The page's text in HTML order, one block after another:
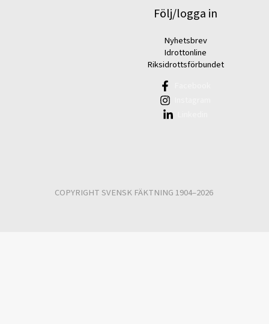
Följ/logga in
Nyhetsbrev
Idrottonline
Riksidrottsförbundet
COPYRIGHT SVENSK FÄKTNING 1904–2026